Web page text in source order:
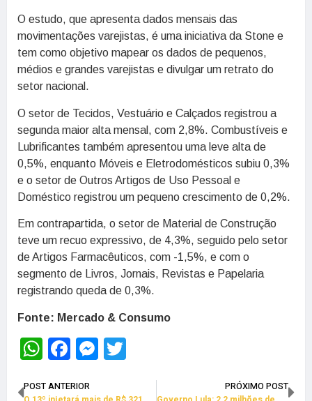
O estudo, que apresenta dados mensais das
movimentações varejistas, é uma iniciativa da Stone e
tem como objetivo mapear os dados de pequenos,
médios e grandes varejistas e divulgar um retrato do
setor nacional.
O setor de Tecidos, Vestuário e Calçados registrou a
segunda maior alta mensal, com 2,8%. Combustíveis e
Lubrificantes também apresentou uma leve alta de
0,5%, enquanto Móveis e Eletrodomésticos subiu 0,3%
e o setor de Outros Artigos de Uso Pessoal e
Doméstico registrou um pequeno crescimento de 0,2%.
Em contrapartida, o setor de Material de Construção
teve um recuo expressivo, de 4,3%, seguido pelo setor
de Artigos Farmacêuticos, com -1,5%, e com o
segmento de Livros, Jornais, Revistas e Papelaria
registrando queda de 0,3%.
Fonte: Mercado & Consumo
WhatsApp
Facebook
Messenger
POST ANTERIOR
PRÓXIMO POST